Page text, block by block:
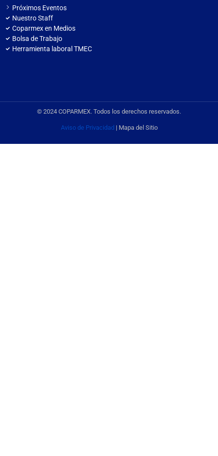
Próximos Eventos
Nuestro Staff
Coparmex en Medios
Bolsa de Trabajo
Herramienta laboral TMEC
© 2024 COPARMEX. Todos los derechos reservados.
Aviso de Privacidad | Mapa del Sitio